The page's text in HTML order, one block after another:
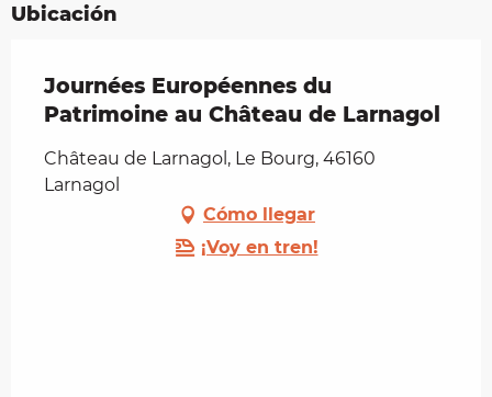
Ubicación
Journées Européennes du
Patrimoine au Château de Larnagol
Château de Larnagol, Le Bourg, 46160
Larnagol
Cómo llegar
¡Voy en tren!